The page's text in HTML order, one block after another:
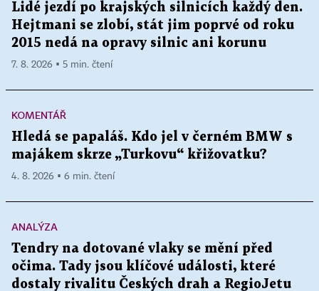
Lidé jezdí po krajských silnicích každý den.
Hejtmani se zlobí, stát jim poprvé od roku
2015 nedá na opravy silnic ani korunu
7. 8. 2026 ▪ 5 min. čtení
KOMENTÁŘ
Hledá se papaláš. Kdo jel v černém BMW s
majákem skrze „Turkovu“ křižovatku?
4. 8. 2026 ▪ 6 min. čtení
ANALÝZA
Tendry na dotované vlaky se mění před
očima. Tady jsou klíčové události, které
dostaly rivalitu Českých drah a RegioJetu